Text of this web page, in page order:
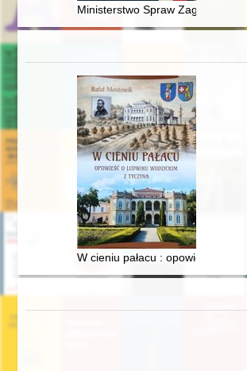
Ministerstwo Spraw
W cieniu pałacu : opowieść o